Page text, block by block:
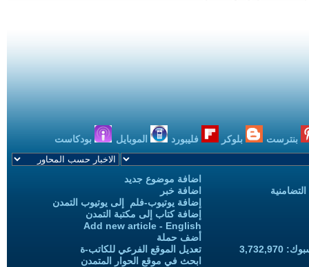
بنترست بلوكر فليبورد الموبايل بودكاست
اضافة موضوع جديد
اضافة خبر
إضافة يوتيوب-فلم إلى يوتيوب التمدن
إضافة كتاب إلى مكتبة التمدن
Add new article - English
أضف حملة
تعديل الموقع الفرعي للكاتب-ة
ابحث في موقع الحوار المتمدن